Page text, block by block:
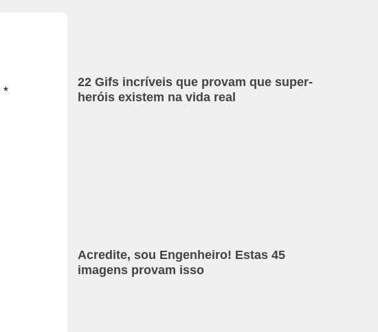
*
22 Gifs incríveis que provam que super-
heróis existem na vida real
Acredite, sou Engenheiro! Estas 45
imagens provam isso